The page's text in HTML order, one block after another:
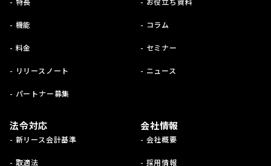
- 機能
- 料金
- リリースノート
- パートナー募集
- コラム
- セミナー
- ニュース
法令対応
- 新リース会計基準
- 取適法
会社情報
- 会社概要
- 採用情報